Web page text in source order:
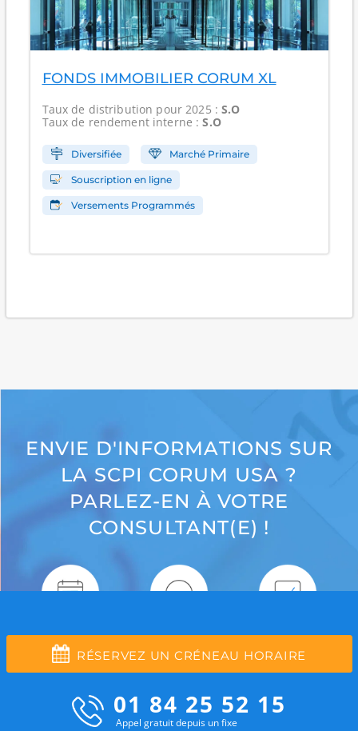
FONDS IMMOBILIER CORUM XL
Taux de distribution pour 2025 :S.O
Taux de rendement interne :S.O
Diversifiée Marché Primaire
Souscription en ligne
Versements Programmés
ENVIE D'INFORMATIONS SUR
LA SCPI CORUM USA ?
PARLEZ-EN À VOTRE
CONSULTANT(E) !
RÉSERVEZ UN CRÉNEAU HORAIRE
01 84 25 52 15
Appel gratuit depuis un fixe